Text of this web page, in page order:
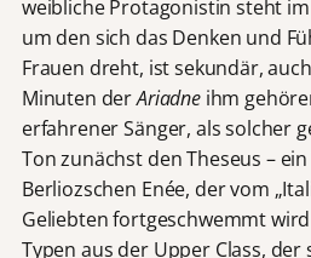
weibliche Protagonistin steht
um den sich das Denken und
Frauen dreht, ist sekundär,
Minuten derAriadneihm
erfahrener Sänger, als solcher
Ton zunächst den Theseus –
Berliozschen Enée, der vom
Geliebten fortgeschwemmt
Typen aus der Upper Class,